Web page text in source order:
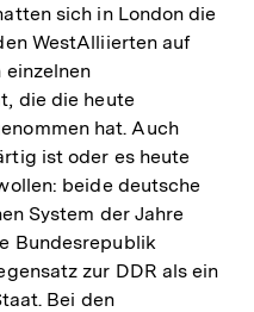
sich in London die
WestAlliierten auf
einzelnen
die die heute
hat. Auch
ist oder es heute
beide deutsche
System der Jahre
Bundesrepublik
zur DDR als ein
Bei den